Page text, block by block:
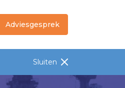
Adviesgesprek
Sluiten